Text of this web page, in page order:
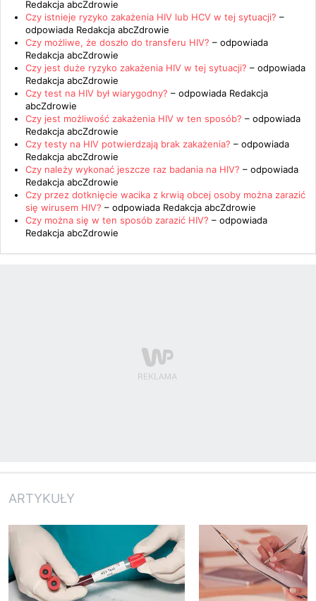
Redakcja abcZdrowie
Czy istnieje ryzyko zakażenia HIV lub HCV w tej sytuacji? –
odpowiada Redakcja abcZdrowie
Czy możliwe, że doszło do transferu HIV? – odpowiada
Redakcja abcZdrowie
Czy jest duże ryzyko zakażenia HIV w tej sytuacji? – odpowiada
Redakcja abcZdrowie
Czy test na HIV był wiarygodny? – odpowiada Redakcja
abcZdrowie
Czy jest możliwość zakażenia HIV w ten sposób? – odpowiada
Redakcja abcZdrowie
Czy testy na HIV potwierdzają brak zakażenia? – odpowiada
Redakcja abcZdrowie
Czy należy wykonać jeszcze raz badania na HIV? – odpowiada
Redakcja abcZdrowie
Czy przez dotknięcie wacika z krwią obcej osoby można zarazić
się wirusem HIV? – odpowiada Redakcja abcZdrowie
Czy można się w ten sposób zarazić HIV? – odpowiada
Redakcja abcZdrowie
ARTYKUŁY